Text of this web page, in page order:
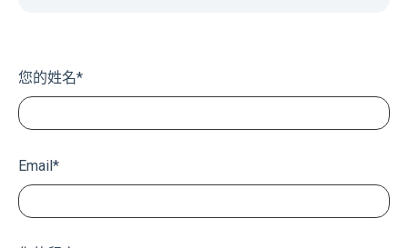
您的姓名*
Email*